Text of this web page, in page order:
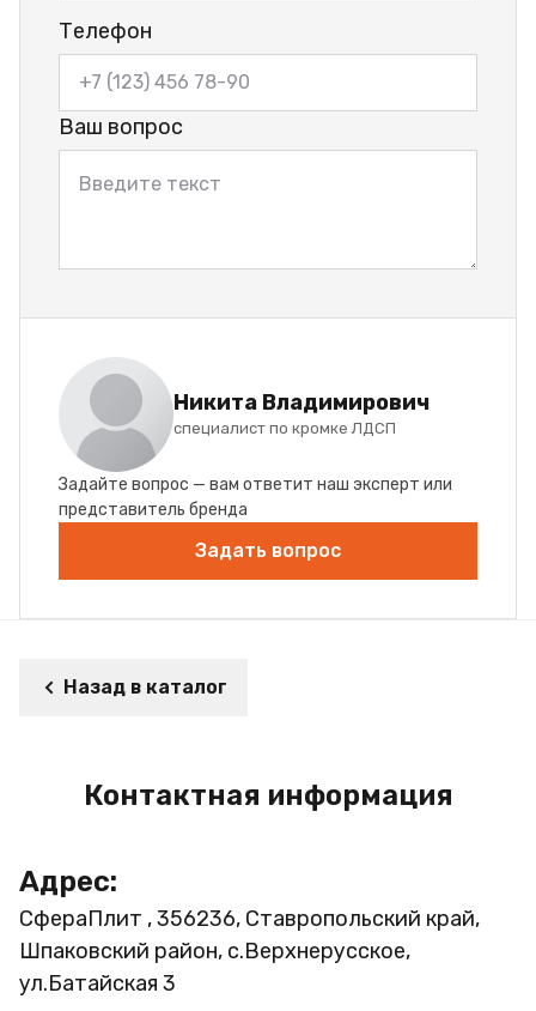
Телефон
Ваш вопрос
Никита Владимирович
специалист по кромке ЛДСП
Задайте вопрос — вам ответит наш эксперт или
представитель бренда
Задать вопрос
Назад в каталог
Контактная информация
Адрес:
СфераПлит , 356236, Ставропольский край,
Шпаковский район, с.Верхнерусское,
ул.Батайская 3